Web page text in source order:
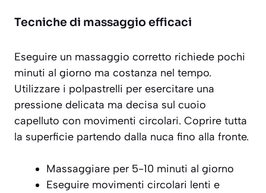
Tecniche di massaggio efficaci
Eseguire un massaggio corretto richiede pochi
minuti al giorno ma costanza nel tempo.
Utilizzare i polpastrelli per esercitare una
pressione delicata ma decisa sul cuoio
capelluto con movimenti circolari. Coprire tutta
la superficie partendo dalla nuca fino alla fronte.
Massaggiare per 5-10 minuti al giorno
Eseguire movimenti circolari lenti e